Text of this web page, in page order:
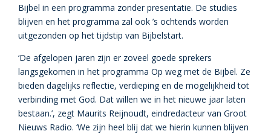
Bijbel in een programma zonder presentatie. De studies
blijven en het programma zal ook ’s ochtends worden
uitgezonden op het tijdstip van Bijbelstart.
‘De afgelopen jaren zijn er zoveel goede sprekers
langsgekomen in het programma Op weg met de Bijbel. Ze
bieden dagelijks reflectie, verdieping en de mogelijkheid tot
verbinding met God. Dat willen we in het nieuwe jaar laten
bestaan.’, zegt Maurits Reijnoudt, eindredacteur van Groot
Nieuws Radio. ‘We zijn heel blij dat we hierin kunnen blijven